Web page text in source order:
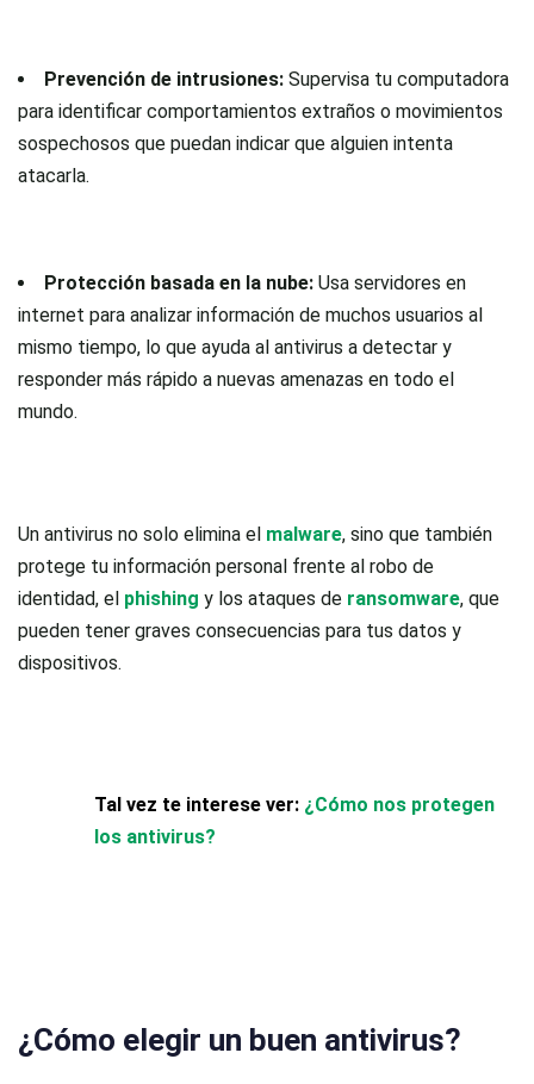
Prevención de intrusiones: Supervisa tu computadora
para identificar comportamientos extraños o movimientos
sospechosos que puedan indicar que alguien intenta
atacarla.
Protección basada en la nube: Usa servidores en
internet para analizar información de muchos usuarios al
mismo tiempo, lo que ayuda al antivirus a detectar y
responder más rápido a nuevas amenazas en todo el
mundo.
Un antivirus no solo elimina el malware, sino que también
protege tu información personal frente al robo de
identidad, el phishing y los ataques de ransomware, que
pueden tener graves consecuencias para tus datos y
dispositivos.
Tal vez te interese ver: ¿Cómo nos protegen
los antivirus?
¿Cómo elegir un buen antivirus?